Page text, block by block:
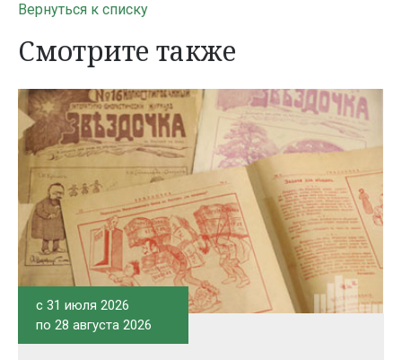
Вернуться к списку
Смотрите также
c 31 июля 2026
по 28 августа 2026